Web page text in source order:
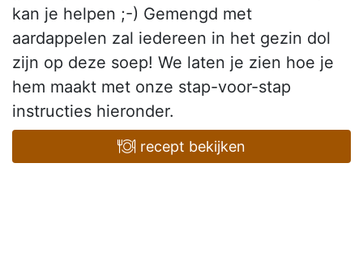
kan je helpen ;-) Gemengd met
aardappelen zal iedereen in het gezin dol
zijn op deze soep! We laten je zien hoe je
hem maakt met onze stap-voor-stap
instructies hieronder.
recept bekijken